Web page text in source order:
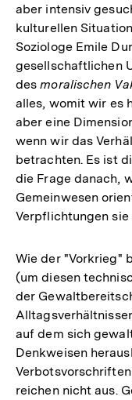
aber intensiv
kulturellen
Soziologe Emile
gesellschaftlichen
desmoralischen
alles, womit wir es
aber eine
wenn wir das
betrachten. Es ist
die Frage danach,
Gemeinwesen
Verpflichtungen
Wie der "Vorkrieg"
(um diesen
der
auf dem sich
Denkweisen
reichen nicht aus.